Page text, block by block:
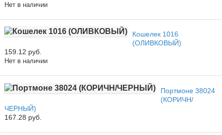
Нет в наличии
Кошелек 1016
(ОЛИВКОВЫЙ)
159.12 руб.
Нет в наличии
Портмоне 38024
(КОРИЧН/
ЧЕРНЫЙ)
167.28 руб.